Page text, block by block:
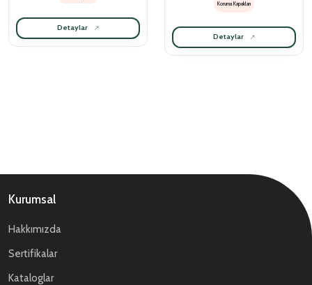
Detaylar
Koruma Kapakları
Detaylar
Kurumsal
Hakkımızda
Sertifikalar
Kataloglar